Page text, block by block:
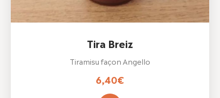
Tira Breiz
Tiramisu façon Angello
6,40€